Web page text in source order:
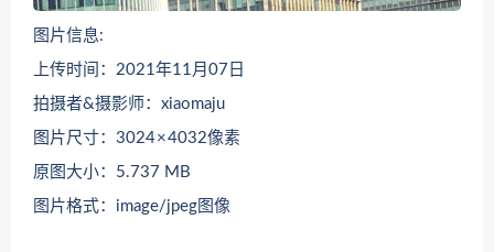
图片信息:
上传时间：2021年11月07日
拍摄者&摄影师：xiaomaju
图片尺寸：3024 × 4032像素
原图大小：5.737 MB
图片格式：image/jpeg图像